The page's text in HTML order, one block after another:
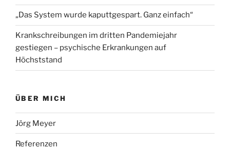
„Das System wurde kaputtgespart. Ganz einfach“
Krankschreibungen im dritten Pandemiejahr
gestiegen – psychische Erkrankungen auf
Höchststand
ÜBER MICH
Jörg Meyer
Referenzen